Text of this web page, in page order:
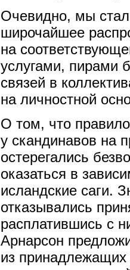
Очевидно, мы
широчайшее
на
услугами, пирами
связей в
на личностной
О том, что
у скандинавов на
остерегались
оказаться в
исландские саги.
отказывались
расплатившись с
Арнарсон
из